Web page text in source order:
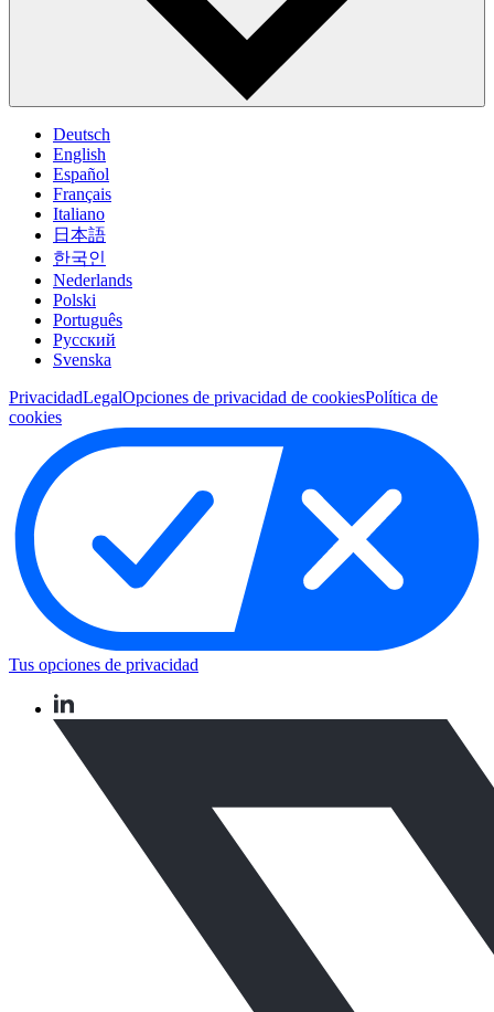
Deutsch
English
Español
Français
Italiano
日本語
한국인
Nederlands
Polski
Português
Pусский
Svenska
PrivacidadLegalOpciones de privacidad de cookiesPolítica de
cookies
Tus opciones de privacidad